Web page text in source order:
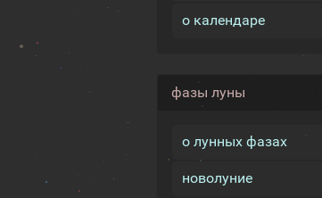
о календаре
фазы луны
о лунных фазах
новолуние